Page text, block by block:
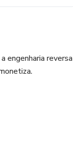
engenharia reversa